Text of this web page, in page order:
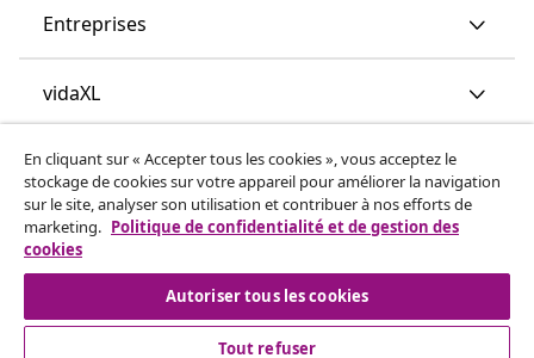
Entreprises
vidaXL
More content links
En cliquant sur « Accepter tous les cookies », vous acceptez le
stockage de cookies sur votre appareil pour améliorer la navigation
sur le site, analyser son utilisation et contribuer à nos efforts de
marketing. Politique de confidentialité et de gestion des
cookies
Autoriser tous les cookies
Tout refuser